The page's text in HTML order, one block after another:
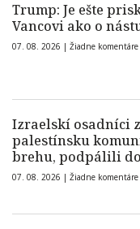
Trump: Je ešte
Vancovi ako o
07. 08. 2026 | Žiadne komentáre
Izraelskí osadníci
palestínsku
brehu, podpálili
07. 08. 2026 | Žiadne komentáre